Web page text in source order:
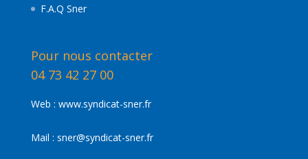
F.A.Q Sner
Pour nous contacter
04 73 42 27 00
Web : www.syndicat-sner.fr
Mail : sner@syndicat-sner.fr